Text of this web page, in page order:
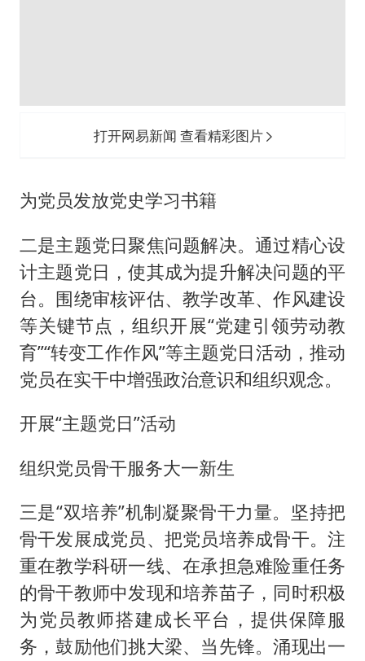
打开网易新闻 查看精彩图片
为党员发放党史学习书籍
二是主题党日聚焦问题解决。通过精心设
计主题党日，使其成为提升解决问题的平
台。围绕审核评估、教学改革、作风建设
等关键节点，组织开展“党建引领劳动教
育”“转变工作作风”等主题党日活动，推动
党员在实干中增强政治意识和组织观念。
开展“主题党日”活动
组织党员骨干服务大一新生
三是“双培养”机制凝聚骨干力量。坚持把
骨干发展成党员、把党员培养成骨干。注
重在教学科研一线、在承担急难险重任务
的骨干教师中发现和培养苗子，同时积极
为党员教师搭建成长平台，提供保障服
务，鼓励他们挑大梁、当先锋。涌现出一